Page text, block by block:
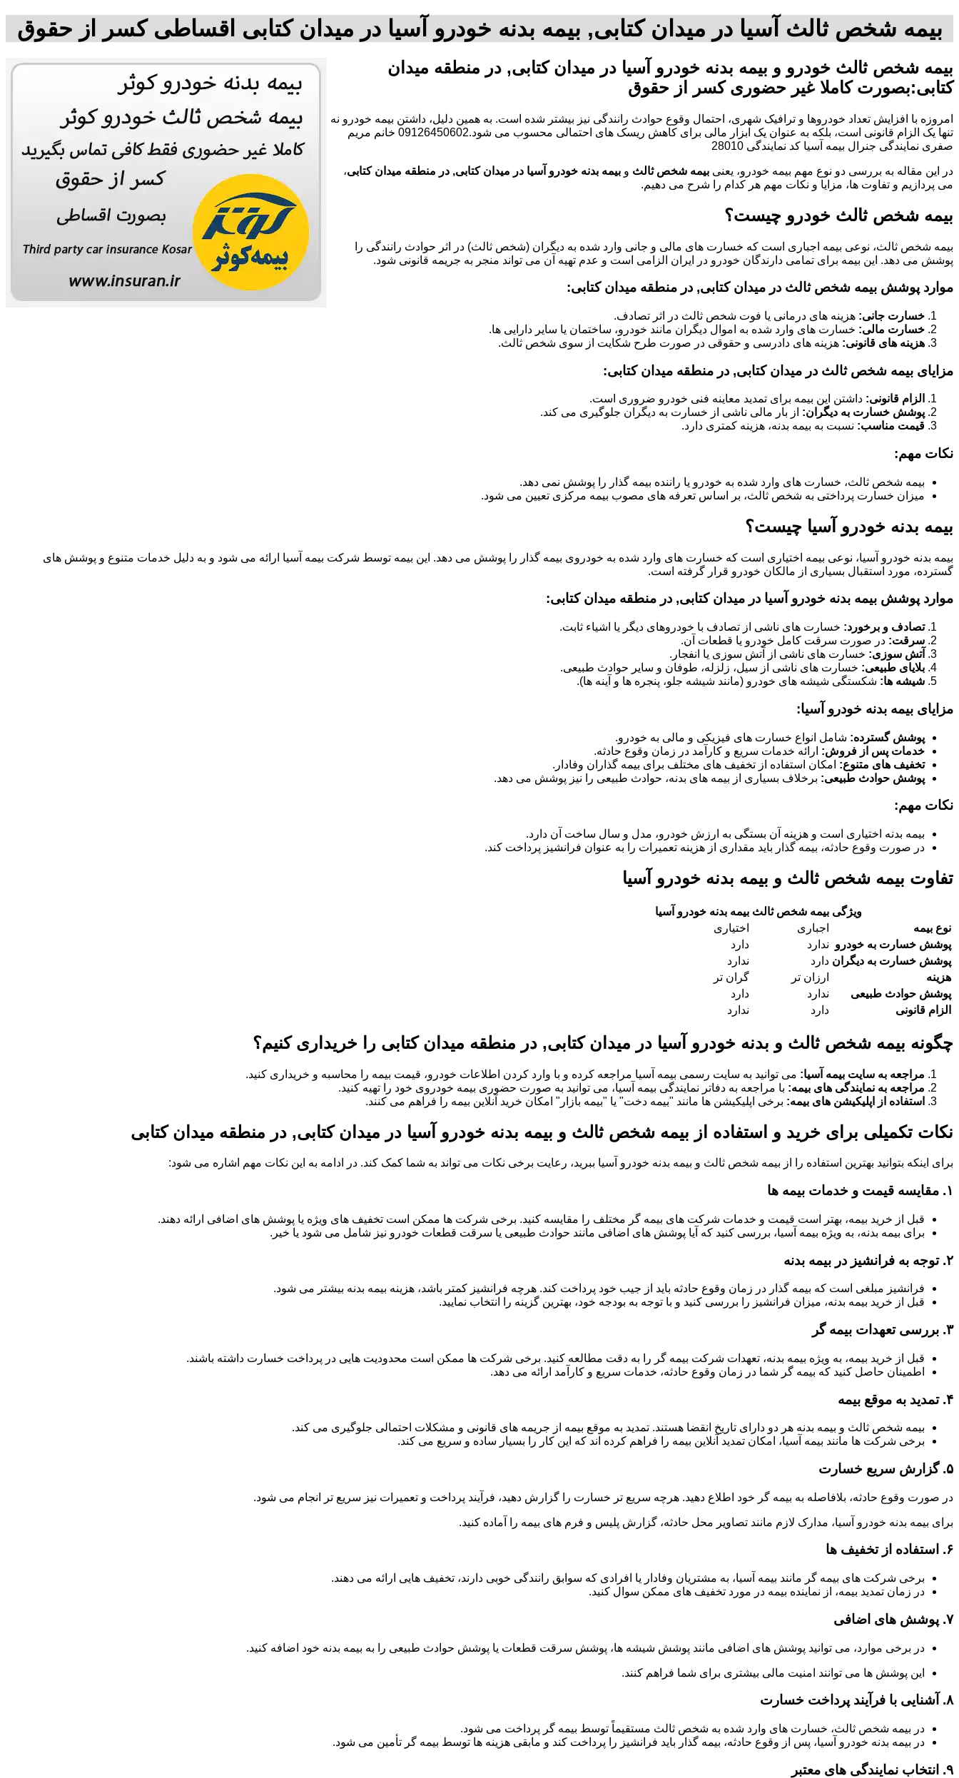
بیمه شخص ثالث آسیا در میدان کتابی, بیمه بدنه خودرو آسیا در میدان کتابی اقساطی کسر از حقوق
بیمه شخص ثالث خودرو و بیمه بدنه خودرو آسیا در میدان کتابی, در منطقه میدان
کتابی:بصورت کاملا غیر حضوری کسر از حقوق
امروزه با افزایش تعداد خودروها و ترافیک شهری، احتمال وقوع حوادث رانندگی نیز بیشتر شده است. به همین دلیل، داشتن بیمه خودرو نه
تنها یک الزام قانونی است، بلکه به عنوان یک ابزار مالی برای کاهش ریسک های احتمالی محسوب می شود.09126450602 خانم مریم
صفری نمایندگی جنرال بیمه آسیا کد نمایندگی 28010
در این مقاله به بررسی دو نوع مهم بیمه خودرو، یعنی بیمه شخص ثالث و بیمه بدنه خودرو آسیا در میدان کتابی, در منطقه میدان کتابی،
می پردازیم و تفاوت ها، مزایا و نکات مهم هر کدام را شرح می دهیم.
بیمه شخص ثالث خودرو چیست؟
بیمه شخص ثالث، نوعی بیمه اجباری است که خسارت های مالی و جانی وارد شده به دیگران (شخص ثالث) در اثر حوادث رانندگی را
پوشش می دهد. این بیمه برای تمامی دارندگان خودرو در ایران الزامی است و عدم تهیه آن می تواند منجر به جریمه قانونی شود.
موارد پوشش بیمه شخص ثالث در میدان کتابی, در منطقه میدان کتابی:
خسارت جانی: هزینه های درمانی یا فوت شخص ثالث در اثر تصادف.
خسارت مالی: خسارت های وارد شده به اموال دیگران مانند خودرو، ساختمان یا سایر دارایی ها.
هزینه های قانونی: هزینه های دادرسی و حقوقی در صورت طرح شکایت از سوی شخص ثالث.
مزایای بیمه شخص ثالث در میدان کتابی, در منطقه میدان کتابی:
الزام قانونی: داشتن این بیمه برای تمدید معاینه فنی خودرو ضروری است.
پوشش خسارت به دیگران: از بار مالی ناشی از خسارت به دیگران جلوگیری می کند.
قیمت مناسب: نسبت به بیمه بدنه، هزینه کمتری دارد.
نکات مهم:
بیمه شخص ثالث، خسارت های وارد شده به خودرو یا راننده بیمه گذار را پوشش نمی دهد.
میزان خسارت پرداختی به شخص ثالث، بر اساس تعرفه های مصوب بیمه مرکزی تعیین می شود.
بیمه بدنه خودرو آسیا چیست؟
بیمه بدنه خودرو آسیا، نوعی بیمه اختیاری است که خسارت های وارد شده به خودروی بیمه گذار را پوشش می دهد. این بیمه توسط شرکت بیمه آسیا ارائه می شود و به دلیل خدمات متنوع و پوشش های
گسترده، مورد استقبال بسیاری از مالکان خودرو قرار گرفته است.
موارد پوشش بیمه بدنه خودرو آسیا در میدان کتابی, در منطقه میدان کتابی:
تصادف و برخورد: خسارت های ناشی از تصادف با خودروهای دیگر یا اشیاء ثابت.
سرقت: در صورت سرقت کامل خودرو یا قطعات آن.
آتش سوزی: خسارت های ناشی از آتش سوزی یا انفجار.
بلایای طبیعی: خسارت های ناشی از سیل، زلزله، طوفان و سایر حوادث طبیعی.
شیشه ها: شکستگی شیشه های خودرو (مانند شیشه جلو، پنجره ها و آینه ها).
مزایای بیمه بدنه خودرو آسیا:
پوشش گسترده: شامل انواع خسارت های فیزیکی و مالی به خودرو.
خدمات پس از فروش: ارائه خدمات سریع و کارآمد در زمان وقوع حادثه.
تخفیف های متنوع: امکان استفاده از تخفیف های مختلف برای بیمه گذاران وفادار.
پوشش حوادث طبیعی: برخلاف بسیاری از بیمه های بدنه، حوادث طبیعی را نیز پوشش می دهد.
نکات مهم:
بیمه بدنه اختیاری است و هزینه آن بستگی به ارزش خودرو، مدل و سال ساخت آن دارد.
در صورت وقوع حادثه، بیمه گذار باید مقداری از هزینه تعمیرات را به عنوان فرانشیز پرداخت کند.
تفاوت بیمه شخص ثالث و بیمه بدنه خودرو آسیا
ویژگی بیمه شخص ثالث بیمه بدنه خودرو آسیا
نوع بیمه
اجباری
اختیاری
پوشش خسارت به خودرو ندارد
دارد
پوشش خسارت به دیگران دارد
ندارد
هزینه
ارزان تر
گران تر
پوشش حوادث طبیعی
ندارد
دارد
الزام قانونی
دارد ندارد
چگونه بیمه شخص ثالث و بدنه خودرو آسیا در میدان کتابی, در منطقه میدان کتابی را خریداری کنیم؟
مراجعه به سایت بیمه آسیا: می توانید به سایت رسمی بیمه آسیا مراجعه کرده و با وارد کردن اطلاعات خودرو، قیمت بیمه را محاسبه و خریداری کنید.
مراجعه به نمایندگی های بیمه: با مراجعه به دفاتر نمایندگی بیمه آسیا، می توانید به صورت حضوری بیمه خودروی خود را تهیه کنید.
استفاده از اپلیکیشن های بیمه: برخی اپلیکیشن ها مانند "بیمه دخت" یا "بیمه بازار" امکان خرید آنلاین بیمه را فراهم می کنند.
نکات تکمیلی برای خرید و استفاده از بیمه شخص ثالث و بیمه بدنه خودرو آسیا در میدان کتابی, در منطقه میدان کتابی
برای اینکه بتوانید بهترین استفاده را از بیمه شخص ثالث و بیمه بدنه خودرو آسیا ببرید، رعایت برخی نکات می تواند به شما کمک کند. در ادامه به این نکات مهم اشاره می شود:
۱. مقایسه قیمت و خدمات بیمه ها
قبل از خرید بیمه، بهتر است قیمت و خدمات شرکت های بیمه گر مختلف را مقایسه کنید. برخی شرکت ها ممکن است تخفیف های ویژه یا پوشش های اضافی ارائه دهند.
برای بیمه بدنه، به ویژه بیمه آسیا، بررسی کنید که آیا پوشش های اضافی مانند حوادث طبیعی یا سرقت قطعات خودرو نیز شامل می شود یا خیر.
۲. توجه به فرانشیز در بیمه بدنه
فرانشیز مبلغی است که بیمه گذار در زمان وقوع حادثه باید از جیب خود پرداخت کند. هرچه فرانشیز کمتر باشد، هزینه بیمه بدنه بیشتر می شود.
قبل از خرید بیمه بدنه، میزان فرانشیز را بررسی کنید و با توجه به بودجه خود، بهترین گزینه را انتخاب نمایید.
۳. بررسی تعهدات بیمه گر
قبل از خرید بیمه، به ویژه بیمه بدنه، تعهدات شرکت بیمه گر را به دقت مطالعه کنید. برخی شرکت ها ممکن است محدودیت هایی در پرداخت خسارت داشته باشند.
اطمینان حاصل کنید که بیمه گر شما در زمان وقوع حادثه، خدمات سریع و کارآمد ارائه می دهد.
۴. تمدید به موقع بیمه
بیمه شخص ثالث و بیمه بدنه هر دو دارای تاریخ انقضا هستند. تمدید به موقع بیمه از جریمه های قانونی و مشکلات احتمالی جلوگیری می کند.
برخی شرکت ها مانند بیمه آسیا، امکان تمدید آنلاین بیمه را فراهم کرده اند که این کار را بسیار ساده و سریع می کند.
۵. گزارش سریع خسارت
در صورت وقوع حادثه، بلافاصله به بیمه گر خود اطلاع دهید. هرچه سریع تر خسارت را گزارش دهید، فرآیند پرداخت و تعمیرات نیز سریع تر انجام می شود.
برای بیمه بدنه خودرو آسیا، مدارک لازم مانند تصاویر محل حادثه، گزارش پلیس و فرم های بیمه را آماده کنید.
۶. استفاده از تخفیف ها
برخی شرکت های بیمه گر مانند بیمه آسیا، به مشتریان وفادار یا افرادی که سوابق رانندگی خوبی دارند، تخفیف هایی ارائه می دهند.
در زمان تمدید بیمه، از نماینده بیمه در مورد تخفیف های ممکن سوال کنید.
۷. پوشش های اضافی
در برخی موارد، می توانید پوشش های اضافی مانند پوشش شیشه ها، پوشش سرقت قطعات یا پوشش حوادث طبیعی را به بیمه بدنه خود اضافه کنید.
این پوشش ها می توانند امنیت مالی بیشتری برای شما فراهم کنند.
۸. آشنایی با فرآیند پرداخت خسارت
در بیمه شخص ثالث، خسارت های وارد شده به شخص ثالث مستقیماً توسط بیمه گر پرداخت می شود.
در بیمه بدنه خودرو آسیا، پس از وقوع حادثه، بیمه گذار باید فرانشیز را پرداخت کند و مابقی هزینه ها توسط بیمه گر تأمین می شود.
۹. انتخاب نمایندگی های معتبر